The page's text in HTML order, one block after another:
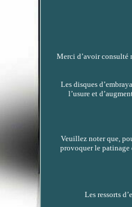
Merci d’avoir consulté
Les disques
l’usure et
Veuillez noter que,
provoquer le patinage
Les ressorts